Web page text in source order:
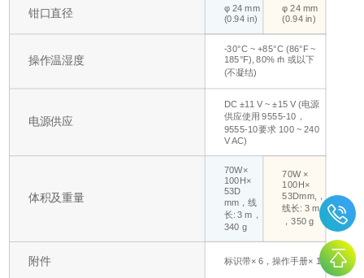
钳口直径
φ 24 mm
(0.94 in)
φ 24 mm
(0.94 in)
操作温湿度
-30°C ~ +85°C (86°F ~
185°F), 80% rh 或以下
(不凝结)
电源供应
DC ±11 V ~ ±15 V (电源
供应使用 9555-10，
9555-10要求 100 ~ 240
V AC)
体积及重量
70W×
100H×
53D
mm，线
长: 3 m，
340 g
70W ×
100H×
53Dmm,，
线长: 3 m
，350 g
附件 标识带× 6，操作手册× 1